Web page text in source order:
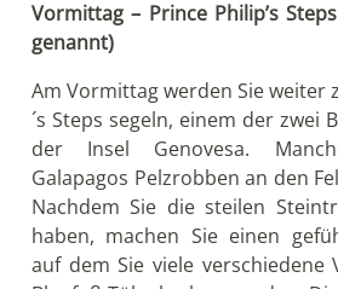
Vormittag – Prince Philip’s
genannt)
Am Vormittag werden Sie weiter
´s Steps segeln, einem der zwei
der Insel Genovesa.
Galapagos Pelzrobben an den
Nachdem Sie die steilen
haben, machen Sie einen
auf dem Sie viele verschiedene